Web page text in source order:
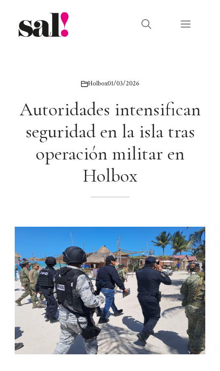
contenido
Menú
Holbox01/03/2026
Autoridades intensifican
seguridad en la isla tras
operación militar en
Holbox